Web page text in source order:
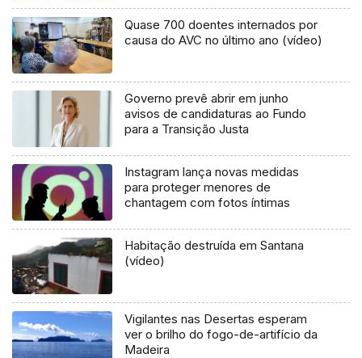
Quase 700 doentes internados por
causa do AVC no último ano (vídeo)
Governo prevê abrir em junho
avisos de candidaturas ao Fundo
para a Transição Justa
Instagram lança novas medidas
para proteger menores de
chantagem com fotos íntimas
Habitação destruída em Santana
(vídeo)
Vigilantes nas Desertas esperam
ver o brilho do fogo-de-artifício da
Madeira